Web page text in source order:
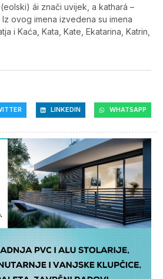
ái znači uvijek, a kathará –
ovog imena izvedena su imena
i Kaća, Kata, Kate, Ekatarina, Katrin,
LINKEDIN WHATSAPP